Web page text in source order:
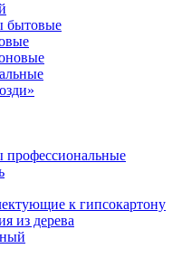
бытовые
к гипсокартону
из дерева